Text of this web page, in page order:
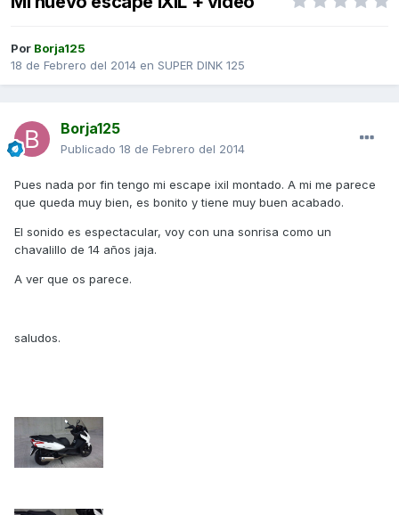
Por Borja125
18 de Febrero del 2014 en SUPER DINK 125
Borja125
Publicado 18 de Febrero del 2014
Pues nada por fin tengo mi escape ixil montado. A mi me parece
que queda muy bien, es bonito y tiene muy buen acabado.
El sonido es espectacular, voy con una sonrisa como un
chavalillo de 14 años jaja.
A ver que os parece.
saludos.